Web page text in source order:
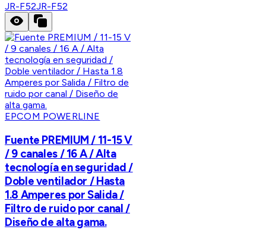
JR-F52JR-F52
EPCOM POWERLINE
Fuente PREMIUM / 11-15 V
/ 9 canales / 16 A / Alta
tecnología en seguridad /
Doble ventilador / Hasta
1.8 Amperes por Salida /
Filtro de ruido por canal /
Diseño de alta gama.